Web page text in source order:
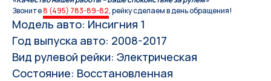
Звоните8 (495) 783-89-82, рейку сделаем в день обращения!
Модель авто: Инсигния 1
Год выпуска авто: 2008-2017
Вид рулевой рейки: Электрическая
Состояние: Восстановленная